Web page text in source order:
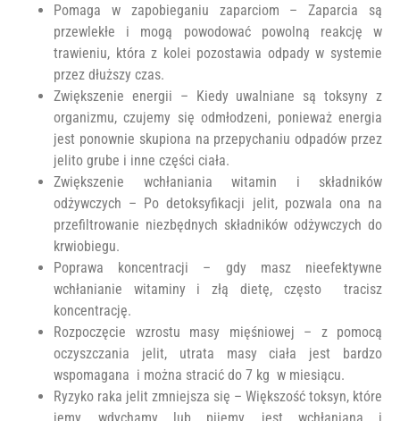
Pomaga w zapobieganiu zaparciom – Zaparcia są
przewlekłe i mogą powodować powolną reakcję w
trawieniu, która z kolei pozostawia odpady w systemie
przez dłuższy czas.
Zwiększenie energii – Kiedy uwalniane są toksyny z
organizmu, czujemy się odmłodzeni, ponieważ energia
jest ponownie skupiona na przepychaniu odpadów przez
jelito grube i inne części ciała.
Zwiększenie wchłaniania witamin i składników
odżywczych – Po detoksyfikacji jelit, pozwala ona na
przefiltrowanie niezbędnych składników odżywczych do
krwiobiegu.
Poprawa koncentracji – gdy masz nieefektywne
wchłanianie witaminy i złą dietę, często tracisz
koncentrację.
Rozpoczęcie wzrostu masy mięśniowej – z pomocą
oczyszczania jelit, utrata masy ciała jest bardzo
wspomagana i można stracić do 7 kg w miesiącu.
Ryzyko raka jelit zmniejsza się – Większość toksyn, które